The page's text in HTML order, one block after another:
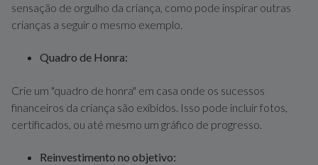
sensação de orgulho da criança, como pode inspirar outras
crianças a seguir o mesmo exemplo.
Quadro de Honra:
Crie um "quadro de honra" em casa onde os sucessos
financeiros da criança são exibidos. Isso pode incluir fotos,
certificados, ou até mesmo um gráfico de progresso.
Reinvestimento no objetivo: